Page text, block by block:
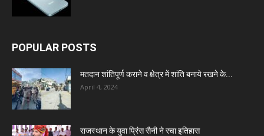
POPULAR POSTS
मतदान शांतिपूर्ण कराने व क्षेत्र में शांति बनाये रखने के...
April 4, 2024
राजस्थान के युवा प्रिंस सैनी ने रचा इतिहास